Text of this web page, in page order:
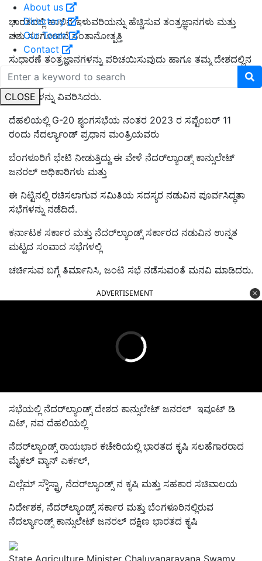
About us
Directory
Our Team
Contact
CLOSE
ಭಾರತದಲ್ಲಿ ಹಾಲಿನ ಇಳುವರಿಯನ್ನು ಹೆಚ್ಚಿಸುವ ತಂತ್ರಜ್ಞಾನಗಳು ಮತ್ತು
ಪಶು ಸಂಗೋಪನೆ ಸಂತಾನೋತ್ಪತ್ತಿ
ಸುಧಾರಣೆ ತಂತ್ರಜ್ಞಾನಗಳನ್ನು ಪರಿಚಯಿಸುವುದು ಹಾಗೂ ತಮ್ಮ ದೇಶದಲ್ಲಿನ
ಕೃಷಿ ಮತ್ತು ತೋಟಗಾರಿಕೆ ಹಾಗೂ ಪಶುಸಂಗೋಪನೆಗೆ ಸಂಭಂದಿಸಿದ
ಸಾಧನೆಗಳನ್ನು ವಿವರಿಸಿದರು.
ದೆಹಲಿಯಲ್ಲಿ G-20 ಶೃಂಗಸಭೆಯ ನಂತರ 2023 ರ ಸಪ್ಟೆಂಬರ್ 11
ರಂದು ನೆದರ್ಲ್ಯಾಂಡ್ ಪ್ರಧಾನ ಮಂತ್ರಿಯವರು
ಬೆಂಗಳೂರಿಗೆ ಭೇಟಿ ನೀಡುತ್ತಿದ್ದು ಈ ವೇಳೆ ನೆದರ್‌ಲ್ಯಾಂಡ್ಸ್ ಕಾನ್ಸುಲೇಟ್
ಜನರಲ್ ಅಧಿಕಾರಿಗಳು ಮತ್ತು
ಈ ನಿಟ್ಟಿನಲ್ಲಿ ರಚಿಸಲಾಗುವ ಸಮಿತಿಯ ಸದಸ್ಯರ ನಡುವಿನ ಪೂರ್ವಸಿದ್ಧತಾ
ಸಭೆಗಳನ್ನು ನಡೆದಿದೆ.
ಕರ್ನಾಟಕ ಸರ್ಕಾರ ಮತ್ತು ನೆದರ್‌ಲ್ಯಾಂಡ್ಸ್ ಸರ್ಕಾರದ ನಡುವಿನ ಉನ್ನತ
ಮಟ್ಟದ ಸಂವಾದ ಸಭೆಗಳಲ್ಲಿ
ಚರ್ಚಿಸುವ ಬಗ್ಗೆ ತಿರ್ಮಾನಿಸಿ, ಜಂಟಿ ಸಭೆ ನಡೆಸುವಂತೆ ಮನವಿ ಮಾಡಿದರು.
ADVERTISEMENT
ಸಭೆಯಲ್ಲಿ ನೆದರ್‌ಲ್ಯಾಂಡ್ಸ್ ದೇಶದ ಕಾನ್ಸುಲೇಟ್ ಜನರಲ್ ಇವೂಟ್ ಡಿ
ವಿಟ್, ನವ ದೆಹಲಿಯಲ್ಲಿ
ನೆದರ್‌ಲ್ಯಾಂಡ್ಸ್ ರಾಯಭಾರ ಕಚೇರಿಯಲ್ಲಿ ಭಾರತದ ಕೃಷಿ ಸಲಹೆಗಾರರಾದ
ಮೈಕಲ್ ವ್ಯಾನ್ ಎರ್ಕಲ್,
ವಿಲ್ಲೆಮ್ ಸ್ಕೌಸ್ಟ್ರಾ, ನೆದರ್‌ಲ್ಯಾಂಡ್ಸ್ ನ ಕೃಷಿ ಮತ್ತು ಸಹಕಾರ ಸಚಿವಾಲಯ
ನಿರ್ದೇಶಕ, ನೆದರ್‌ಲ್ಯಾಂಡ್ಸ್ ಸರ್ಕಾರ ಮತ್ತು ಬೆಂಗಳೂರಿನಲ್ಲಿರುವ
ನೆದರ್ಲ್ಯಾಂಡ್ಸ್ ಕಾನ್ಸುಲೇಟ್ ಜನರಲ್ ದಕ್ಷಿಣ ಭಾರತದ ಕೃಷಿ